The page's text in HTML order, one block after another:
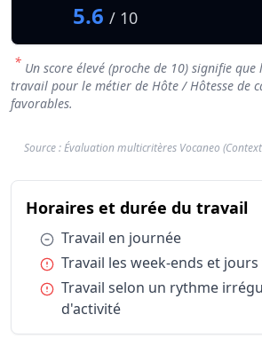
5.6 / 10
* Un score élevé (proche de 10) signifie
travail pour le métier de Hôte / Hôtesse de
favorables.
Source : Évaluation multicritères Vocaneo
Résumé
Catégorie
Horaires et durée du travail
Horaires et durée du travail
Horaires et durée du travail
Conditions de travail et risques
Conditions de travail et risques
Horaires et durée du travail
Condition :
Travail en journée
Condition :
Travail les week-ends et
Condition :
Travail selon un rythme
d'activité